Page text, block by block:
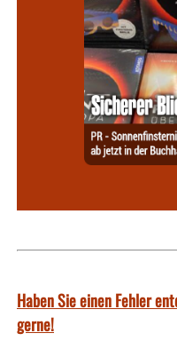
Haben Sie einen Fehler
gerne!